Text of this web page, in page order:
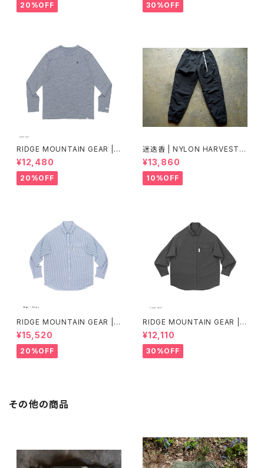
20%OFF 30%OFF
RIDGE MOUNTAIN GEAR |
Merino Basic Long Sleeve
Tee "Micro Border"
¥12,480
20%OFF
迷迭香 | NYLON HARVEST T
RAINER Ver.2025 Lot.3
¥13,860
10%OFF
RIDGE MOUNTAIN GEAR | B
asic Long Sleeve Shirt "Str
ipe"
¥15,520
20%OFF
RIDGE MOUNTAIN GEAR | B
asic Long Sleeve Shirt
¥12,110
30%OFF
その他の商品